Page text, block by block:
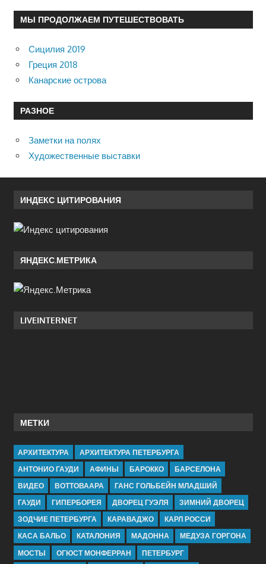
МЫ ПРОДОЛЖАЕМ ПУТЕШЕСТВОВАТЬ
Сицилия 2019
Греция 2018
Канарские острова
РАЗНОЕ
Заметки на полях
Художественные выставки
ИНДЕКС ЦИТИРОВАНИЯ
ЯНДЕКС.МЕТРИКА
LIVEINTERNET
МЕТКИ
АРХИТЕКТУРА
АРХИТЕКТУРА ПЕТЕРБУРГА
АНТОНИО ГАУДИ
АФИНЫ БАРОККО
БАРСЕЛОНА
ВИДЕО
ВОТТОВААРА
ГАНС ГОЛЬБЕЙН МЛАДШИЙ
ГАУДИ
ГИПЕРБОРЕЯ ДВОРЕЦ ГУЭЛЯ
ЗИМНИЙ ДВОРЕЦ
ЗОДЧИЕ ПЕТЕРБУРГА
КАРАВАДЖО
КАРЛ РОССИ
КАСА БАЛЬО
КАТАЛОНИЯ МАДОННА
МЕДУЗА ГОРГОНА
МОСТЫ
ОГЮСТ МОНФЕРРАН ПЕТЕРБУРГ